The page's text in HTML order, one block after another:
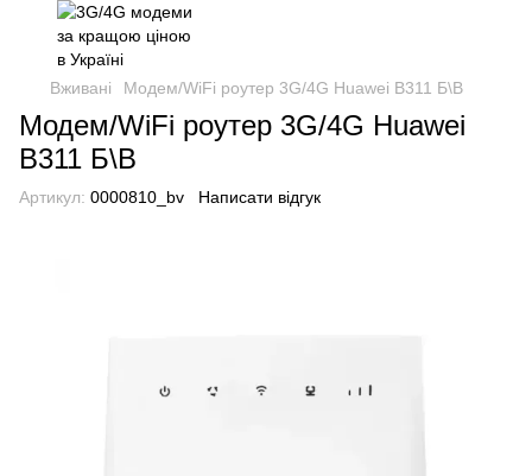
Вживані Модем/WiFi роутер 3G/4G Huawei B311 Б\В
Модем/WiFi роутер 3G/4G Huawei
B311 Б\В
Артикул: 0000810_bv Написати відгук